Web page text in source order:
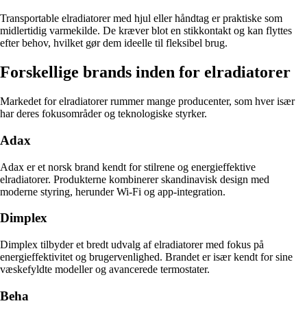
Transportable elradiatorer med hjul eller håndtag er praktiske som
midlertidig varmekilde. De kræver blot en stikkontakt og kan flyttes
efter behov, hvilket gør dem ideelle til fleksibel brug.
Forskellige brands inden for elradiatorer
Markedet for elradiatorer rummer mange producenter, som hver især
har deres fokusområder og teknologiske styrker.
Adax
Adax er et norsk brand kendt for stilrene og energieffektive
elradiatorer. Produkterne kombinerer skandinavisk design med
moderne styring, herunder Wi-Fi og app-integration.
Dimplex
Dimplex tilbyder et bredt udvalg af elradiatorer med fokus på
energieffektivitet og brugervenlighed. Brandet er især kendt for sine
væskefyldte modeller og avancerede termostater.
Beha